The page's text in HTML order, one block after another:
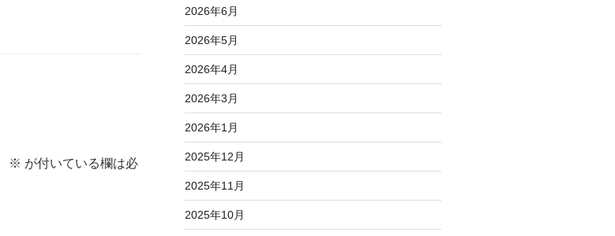
※ が付いている欄は必
2026年6月
2026年5月
2026年4月
2026年3月
2026年1月
2025年12月
2025年11月
2025年10月